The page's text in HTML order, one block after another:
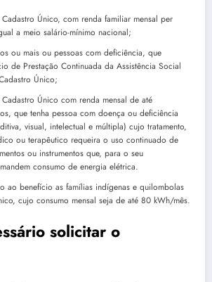
Único, com renda familiar mensal per
a meio salário-mínimo nacional;
ou mais ou pessoas com deficiência, que
de Prestação Continuada da Assistência Social
Único;
Único com renda mensal de até
que tenha pessoa com doença ou deficiência
visual, intelectual e múltipla) cujo tratamento,
ou terapêutico requeira o uso continuado de
ou instrumentos que, para o seu
consumo de energia elétrica.
ao benefício as famílias indígenas e quilombolas
cujo consumo mensal seja de até 80 kWh/mês.
solicitar o